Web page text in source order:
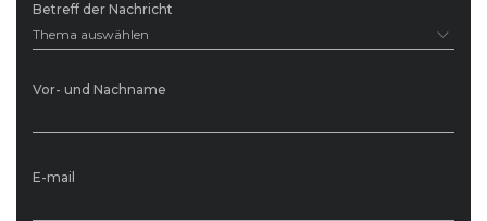
Betreff der Nachricht
Thema auswählen
Vor- und Nachname
E-mail